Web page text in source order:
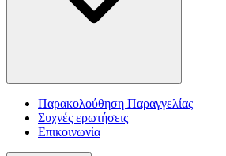
Παρακολούθηση Παραγγελίας
Συχνές ερωτήσεις
Επικοινωνία